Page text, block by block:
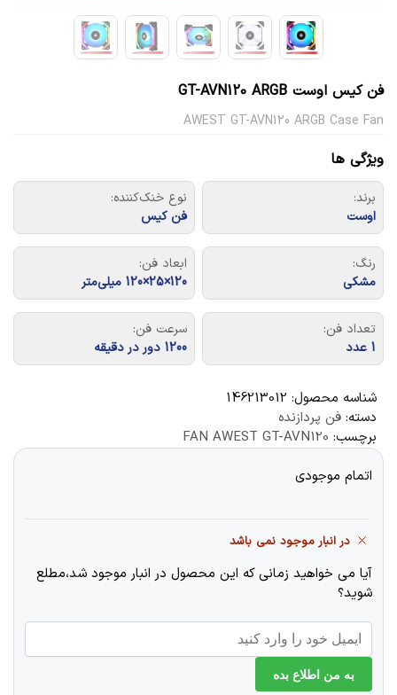
فن کیس اوست GT-AVN120 ARGB
AWEST GT-AVN120 ARGB Case Fan
ویژگی ها
برند:
اوست
نوع خنک‌کننده:
فن کیس
رنگ:
مشکی
ابعاد فن:
120×25×120 میلی‌متر
تعداد فن:
1 عدد
سرعت فن:
1200 دور در دقیقه
شناسه محصول: 146213012
دسته: فن پردازنده
برچسب: FAN AWEST GT-AVN120
اتمام موجودی
در انبار موجود نمی باشد
آیا می خواهید زمانی که این محصول در انبار موجود شد،مطلع
شوید؟
به من اطلاع بده